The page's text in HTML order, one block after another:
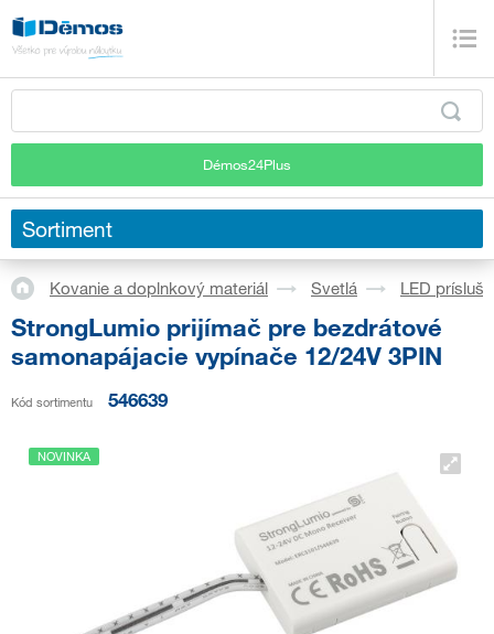
Démos24Plus
Sortiment
Kovanie a doplnkový materiál Svetlá LED
StrongLumio prijímač pre bezdrátové
samonapájacie vypínače 12/24V 3PIN
Kód sortimentu 546639
NOVINKA